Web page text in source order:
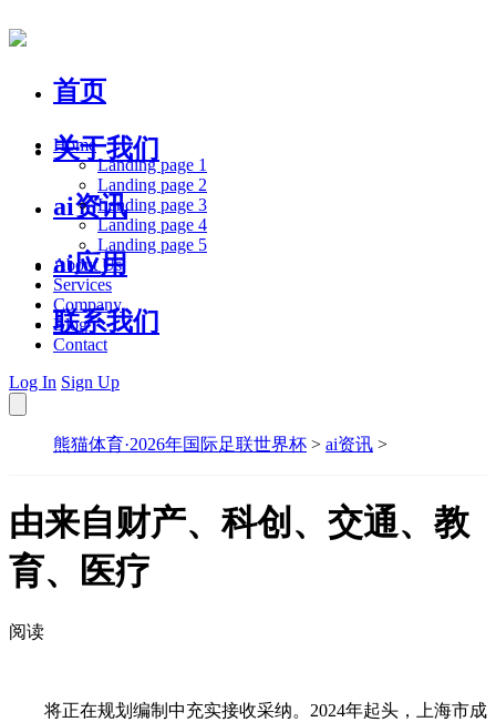
首页
关于我们
ai资讯
ai应用
联系我们
Home
Landing page 1
Landing page 2
Landing page 3
Landing page 4
Landing page 5
About Us
Services
Company
Blog
Contact
Log In Sign Up
熊猫体育·2026年国际足联世界杯 > ai资讯 >
由来自财产、科创、交通、教
育、医疗
阅读
将正在规划编制中充实接收采纳。2024年起头，上海市成